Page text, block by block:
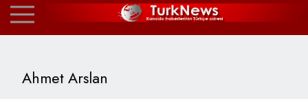
Ahmet Arslan